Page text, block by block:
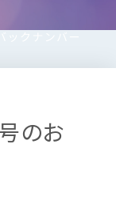
のお